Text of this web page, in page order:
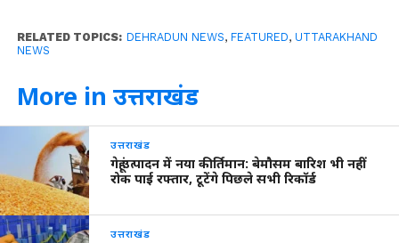
RELATED TOPICS: DEHRADUN NEWS, FEATURED, UTTARAKHAND
NEWS
More in उत्तराखंड
उत्तराखंड
गेहूं उत्पादन में नया कीर्तिमान: बेमौसम बारिश भी नहीं
रोक पाई रफ्तार, टूटेंगे पिछले सभी रिकॉर्ड
उत्तराखंड